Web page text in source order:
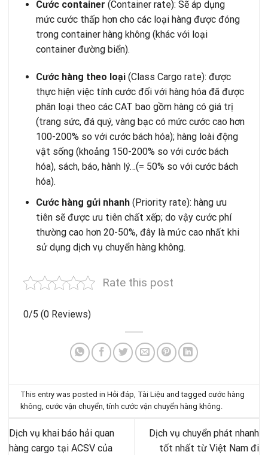
Cước container (Container rate): Sẽ áp dụng
mức cước thấp hơn cho các loại hàng được đóng
trong container hàng không (khác với loại
container đường biển).
Cước hàng theo loại(Class Cargo rate): được
thực hiện việc tính cước đối với hàng hóa đã được
phân loại theo các CAT bao gồm hàng có giá trị
(trang sức, đá quý, vàng bạc có mức cước cao hơn
100-200% so với cước bách hóa); hàng loài động
vật sống (khoảng 150-200% so với cước bách
hóa), sách, báo, hành lý…(= 50% so với cước bách
hóa).
Cước hàng gửi nhanh(Priority rate): hàng ưu
tiên sẽ được ưu tiên chất xếp; do vậy cước phí
thường cao hơn 20-50%, đây là mức cao nhất khi
sử dụng dịch vụ chuyển hàng không.
Rate this post
0/5 (0 Reviews)
This entry was posted inHỏi đáp, Tài Liệu and taggedcước hàng
không,cước vận chuyển,tính cước vận chuyển hàng không.
Dịch vụ khai báo hải quan
hàng cargo tại ACSV của
Dịch vụ chuyển phát nhanh
tốt nhất từ Việt Nam đi